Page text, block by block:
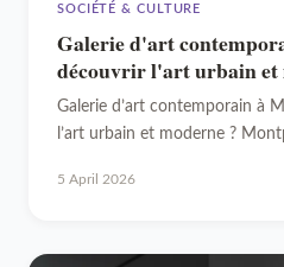
SOCIÉTÉ & CULTURE
Galerie d'art
découvrir l'art urbain et
Galerie d’art contemporain à
l’art urbain et moderne ?
5 April 2026